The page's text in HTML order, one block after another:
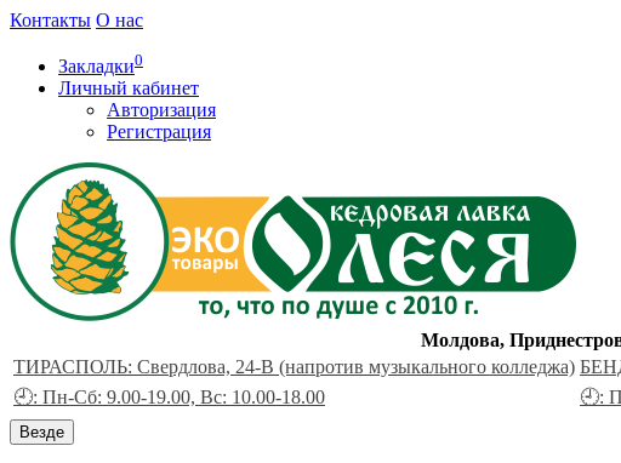
Контакты О нас
Закладки0
Личный кабинет
Авторизация
Регистрация
Молдова,
ТИРАСПОЛЬ: Свердлова, 24-В (напротив музыкального колледжа)
🕘: Пн-Сб: 9.00-19.00, Вс: 10.00-18.00
🕘:
Везде